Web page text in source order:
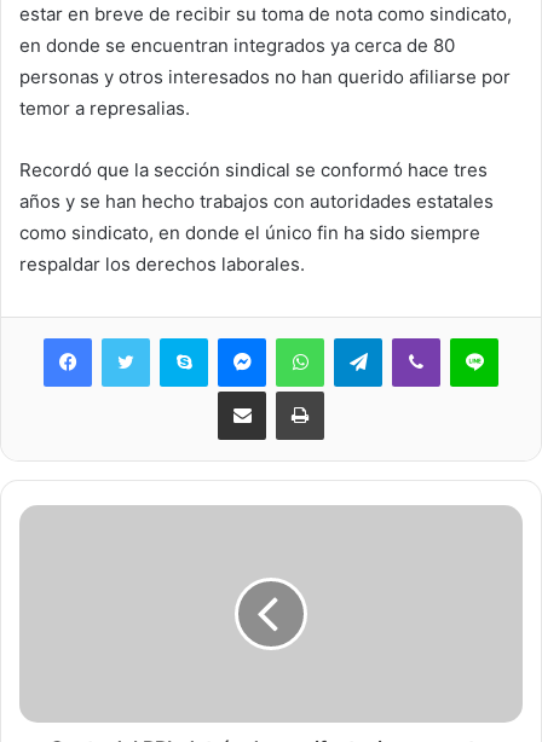
estar en breve de recibir su toma de nota como sindicato,
en donde se encuentran integrados ya cerca de 80
personas y otros interesados no han querido afiliarse por
temor a represalias.
Recordó que la sección sindical se conformó hace tres
años y se han hecho trabajos con autoridades estatales
como sindicato, en donde el único fin ha sido siempre
respaldar los derechos laborales.
Skype MessengerWhatsAppTelegramViber Line
Share via Email Print